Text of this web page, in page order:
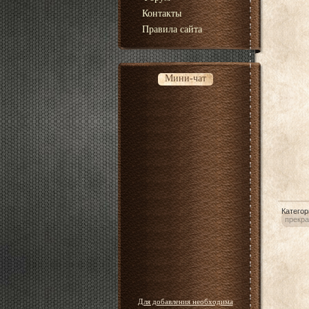
Контакты
Правила сайта
Мини-чат
Для добавления необходима